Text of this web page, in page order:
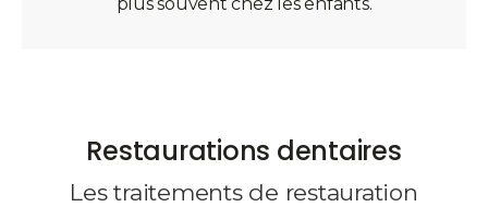
Restaurations dentaires
Les traitements de restauration